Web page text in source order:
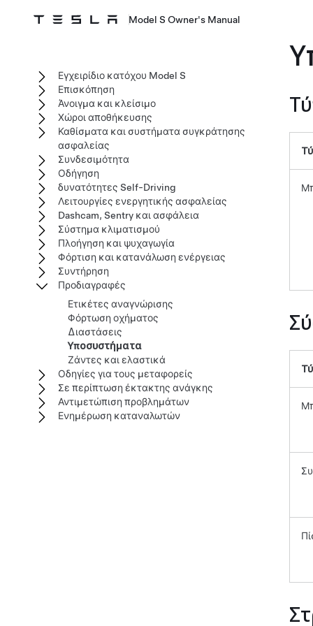
Model S Owner's Manual
Εγχειρίδιο κατόχου Model S
Επισκόπηση
Άνοιγμα και κλείσιμο
Χώροι αποθήκευσης
Καθίσματα και συστήματα συγκράτησης
ασφαλείας
Συνδεσιμότητα
Οδήγηση
δυνατότητες Self-Driving
Λειτουργίες ενεργητικής ασφαλείας
Dashcam, Sentry και ασφάλεια
Σύστημα κλιματισμού
Πλοήγηση και ψυχαγωγία
Φόρτιση και κατανάλωση ενέργειας
Συντήρηση
Προδιαγραφές
Ετικέτες αναγνώρισης
Φόρτωση οχήματος
Διαστάσεις
Υποσυστήματα
Ζάντες και ελαστικά
Οδηγίες για τους μεταφορείς
Σε περίπτωση έκτακτης ανάγκης
Αντιμετώπιση προβλημάτων
Ενημέρωση καταναλωτών